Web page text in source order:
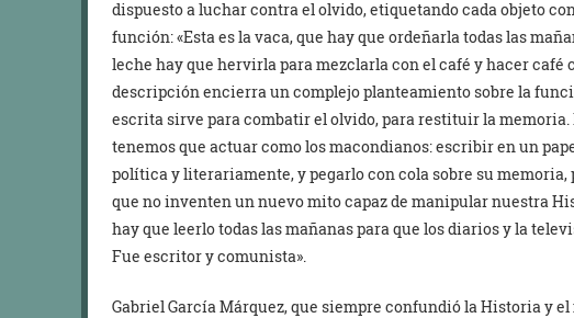
dispuesto a luchar contra el olvido, etiquetando cada objeto
función: «Esta es la vaca, que hay que ordeñarla todas las
leche hay que hervirla para mezclarla con el café y hacer café
descripción encierra un complejo planteamiento sobre la
escrita sirve para combatir el olvido, para restituir la
tenemos que actuar como los macondianos: escribir en un
política y literariamente, y pegarlo con cola sobre su memoria,
que no inventen un nuevo mito capaz de manipular nuestra
hay que leerlo todas las mañanas para que los diarios y la
Fue escritor y comunista».
Gabriel García Márquez, que siempre confundió la Historia y